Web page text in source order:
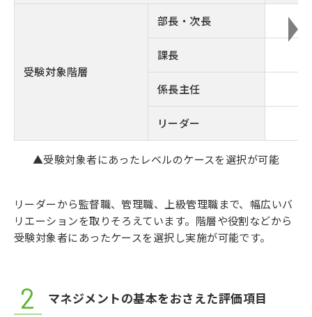
受験対象階層
部長・次長
課長
係長主任
リーダー
▲受験対象者にあったレベルのケースを選択が可能
リーダーから監督職、管理職、上級管理職まで、幅広いバ
リエーションを取りそろえています。階層や役割などから
受験対象者にあったケースを選択し実施が可能です。
マネジメントの基本をおさえた評価項目